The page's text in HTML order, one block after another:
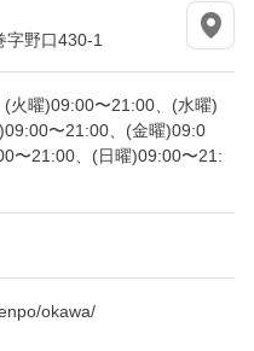
字野口430-1
火曜)09:00〜21:00、(水曜)
〜21:00、(金曜)09:0
〜21:00、(日曜)09:00〜21:
okawa/